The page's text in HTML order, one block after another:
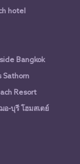
hotel
Bangkok
Sathorn
Resort
อ-บุรี โฮมสเตย์